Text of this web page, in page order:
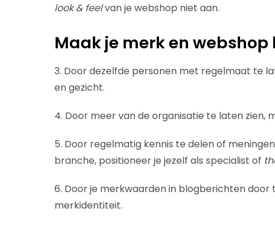
look & feelvan je webshop niet aan.
Maak je merk en
3. Door dezelfde personen met regelmaat te
en gezicht.
4. Door meer van de organisatie te laten zien,
5. Door regelmatig kennis te delen of
branche, positioneer je jezelf als specialist of
6. Door je merkwaarden in blogberichten
merkidentiteit.